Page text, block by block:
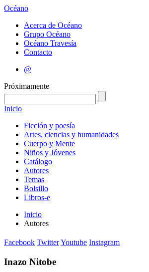
Océano
Acerca de Océano
Grupo Océano
Océano Travesía
Contacto
@
Próximamente
Inicio
Ficción y poesía
Artes, ciencias y humanidades
Cuerpo y Mente
Niños y Jóvenes
Catálogo
Autores
Temas
Bolsillo
Libros-e
Inicio
Autores
Facebook TwitterYoutube Instagram
Inazo Nitobe